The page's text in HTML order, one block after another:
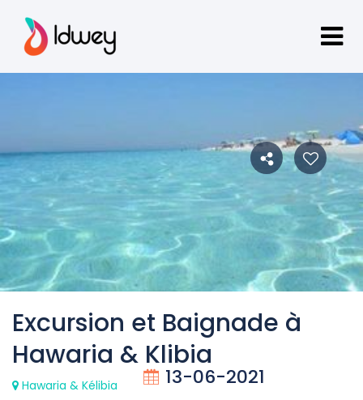
Excursion et Baignade à
Hawaria & Klibia
Hawaria & Kélibia 13-06-2021